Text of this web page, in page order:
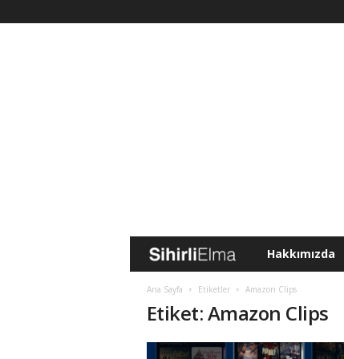
i
h
Hakkımızda
Ana Sayfa Etiketler Amazon Clips
Etiket: Amazon Clips